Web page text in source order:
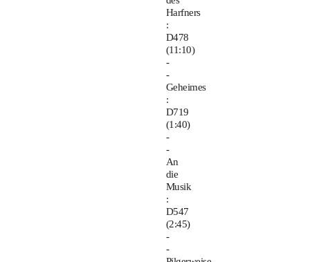
Harfners
:
D478
(11:10)
-
-
Geheimes
:
D719
(1:40)
-
-
An
die
Musik
:
D547
(2:45)
-
-